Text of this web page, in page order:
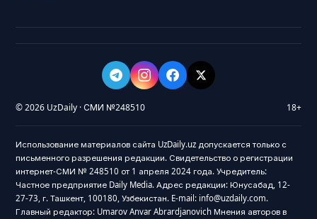
© 2026 UzDaily · СМИ №248510 18+
Использование материалов сайта UzDaily.uz допускается только с
письменного разрешения редакции. Свидетельство о регистрации
интернет-СМИ № 248510 от 1 апреля 2024 года. Учредитель:
Частное предприятие Daily Media. Адрес редакции: Юнусабад, 12-
27-73, г. Ташкент, 100180, Узбекистан. E-mail: info@uzdaily.com.
Главный редактор: Umarov Anvar Abrardjanovich Мнения авторов в